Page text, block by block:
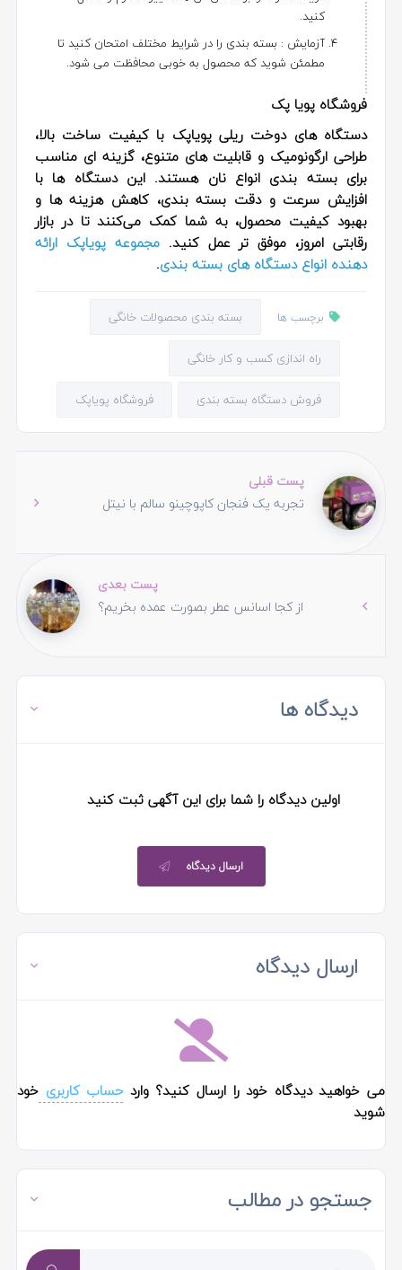
کنید.
آزمایش : بسته بندی را در شرایط مختلف امتحان کنید تا
مطمئن شوید که محصول به خوبی محافظت می شود.
فروشگاه پویا پک
دستگاه‌ های دوخت ریلی پویاپک با کیفیت ساخت بالا،
طراحی ارگونومیک و قابلیت ‌های متنوع، گزینه ‌ای مناسب
برای بسته ‌بندی انواع نان هستند. این دستگاه‌ ها با
افزایش سرعت و دقت بسته‌ بندی، کاهش هزینه‌ ها و
بهبود کیفیت محصول، به شما کمک می‌کنند تا در بازار
رقابتی امروز، موفق ‌تر عمل کنید.مجموعه پویاپک ارائه
دهنده انواع دستگاه های بسته بندی.
برچسب ها بسته بندی محصولات خانگی
راه اندازی کسب و کار خانگی
فروش دستگاه بسته بندی فروشگاه پویاپک
پست قبلی
تجربه یک فنجان کاپوچینو سالم با نیتل
پست بعدی
از کجا اسانس عطر بصورت عمده بخریم؟
دیدگاه ها
اولین دیدگاه را شما برای این آگهی ثبت کنید
ارسال دیدگاه
ارسال دیدگاه
می خواهید دیدگاه خود را ارسال کنید؟ واردحساب کاربریخود
شوید
جستجو در مطالب